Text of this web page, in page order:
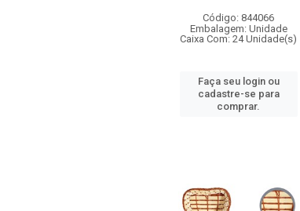
Código: 844066
Embalagem: Unidade
Caixa Com: 24 Unidade(s)
Faça seu login ou
cadastre-se para
comprar.